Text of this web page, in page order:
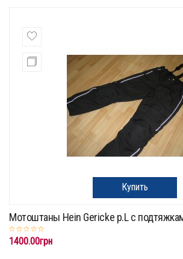
Купить
Мотоштаны Hein Gericke p.L с
1400.00грн